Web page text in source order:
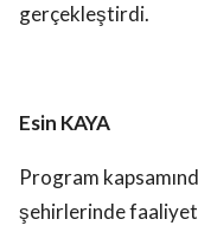
gerçekleştirdi.
Esin KAYA
Program
şehirlerinde